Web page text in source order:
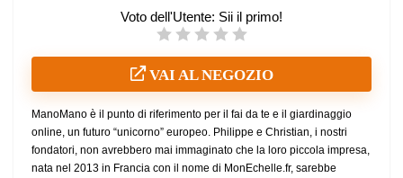
Voto dell'Utente: Sii il primo!
VAI AL NEGOZIO
ManoMano è il punto di riferimento per il fai da te e il giardinaggio
online, un futuro “unicorno” europeo. Philippe e Christian, i nostri
fondatori, non avrebbero mai immaginato che la loro piccola impresa,
nata nel 2013 in Francia con il nome di MonEchelle.fr, sarebbe